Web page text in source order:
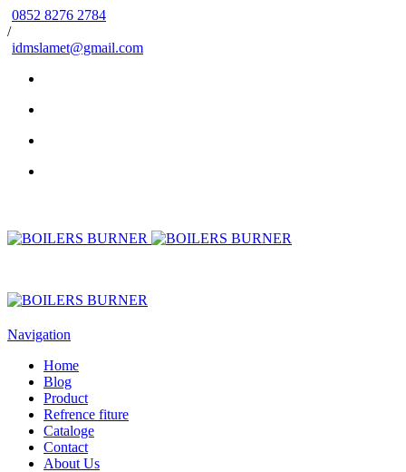
0852 8276 2784
/
idmslamet@gmail.com
Navigation
Home
Blog
Product
Refrence fiture
Cataloge
Contact
About Us